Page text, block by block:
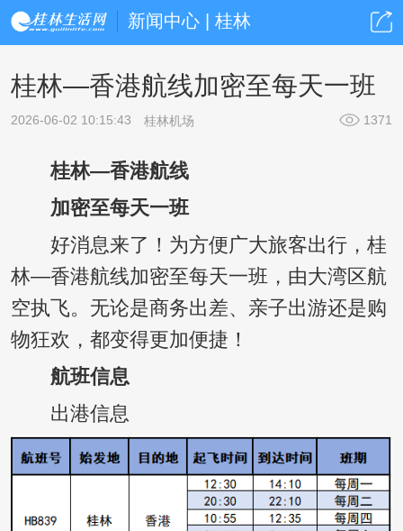
新闻中心 | 桂林
桂林—香港航线加密至每天一班
2026-06-02 10:15:43 桂林机场 1371
桂林—香港航线
加密至每天一班
好消息来了！为方便广大旅客出行，桂
林—香港航线加密至每天一班，由大湾区航
空执飞。无论是商务出差、亲子出游还是购
物狂欢，都变得更加便捷！
航班信息
出港信息